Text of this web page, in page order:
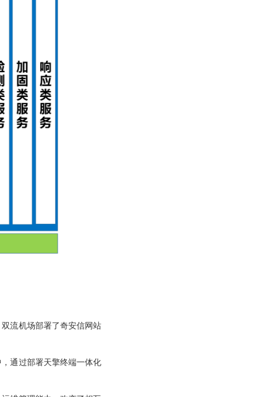
流机场部署了奇安信网站
通过部署天擎终端一体化